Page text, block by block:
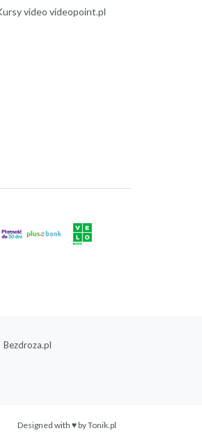
video videopoint.pl
Bezdroza.pl
Designed with ♥ byTonik.pl